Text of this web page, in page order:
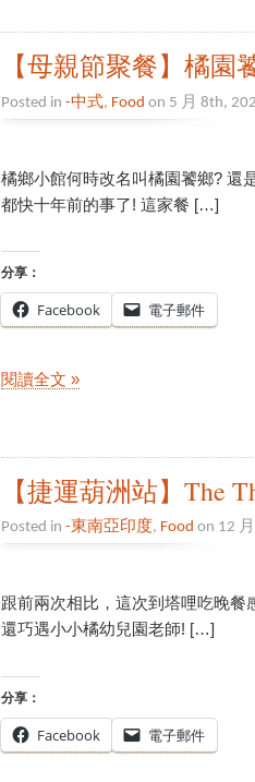
【母親節聚餐】橘園
Posted in -中式, Food on 5 月 8th,
橘鄉小館何時改名叫橘園饕鄉? 還
都快十年前的事了! 這家餐 […]
分享：
Facebook 電子郵件
閱讀全文 »
【捷運葫洲站】The
Posted in -東南亞印度, Food on 12
跟前兩次相比，這次到塔哩吃晚餐
還巧遇小小橘幼兒園老師! […]
分享：
Facebook 電子郵件